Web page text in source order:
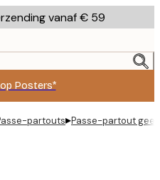
vanaf € 59
Posters*
partouts▸Passe-partout